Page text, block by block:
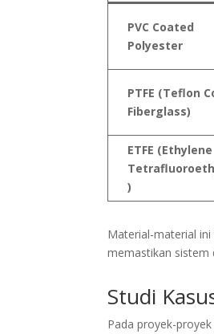
PVC Coated
Polyester
PTFE (Teflon
Fiberglass)
ETFE (Ethylene
)
Material-material
memastikan sistem
Studi
Pada proyek-